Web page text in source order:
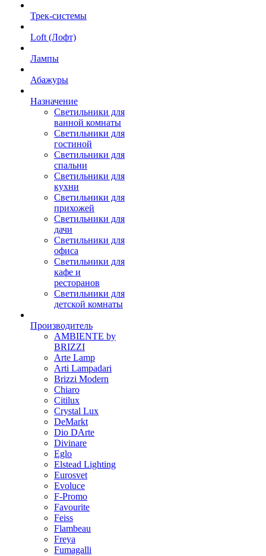
Трек-системы
Loft (Лофт)
Лампы
Абажуры
Назначение
Светильники для
ванной комнаты
Светильники для
гостиной
Светильники для
спальни
Светильники для
кухни
Светильники для
прихожей
Светильники для
дачи
Светильники для
офиса
Светильники для
кафе и
ресторанов
Светильники для
детской комнаты
Производитель
AMBIENTE by
BRIZZI
Arte Lamp
Arti Lampadari
Brizzi Modern
Chiaro
Citilux
Crystal Lux
DeMarkt
Dio DArte
Divinare
Eglo
Elstead Lighting
Eurosvet
Evoluce
F-Promo
Favourite
Feiss
Flambeau
Freya
Fumagalli